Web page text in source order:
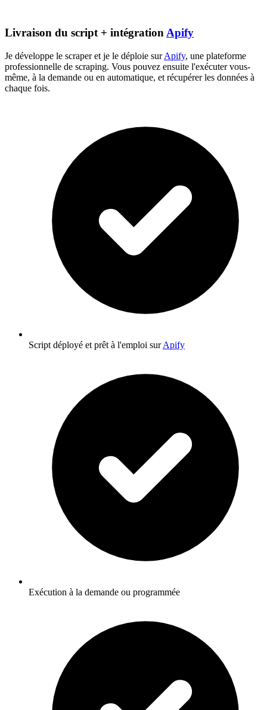
Livraison du script + intégration Apify
Je développe le scraper et je le déploie surApify, une plateforme
professionnelle de scraping. Vous pouvez ensuite l'exécuter vous-
même, à la demande ou en automatique, et récupérer les données à
chaque fois.
Script déployé et prêt à l'emploi surApify
Exécution à la demande ou programmée